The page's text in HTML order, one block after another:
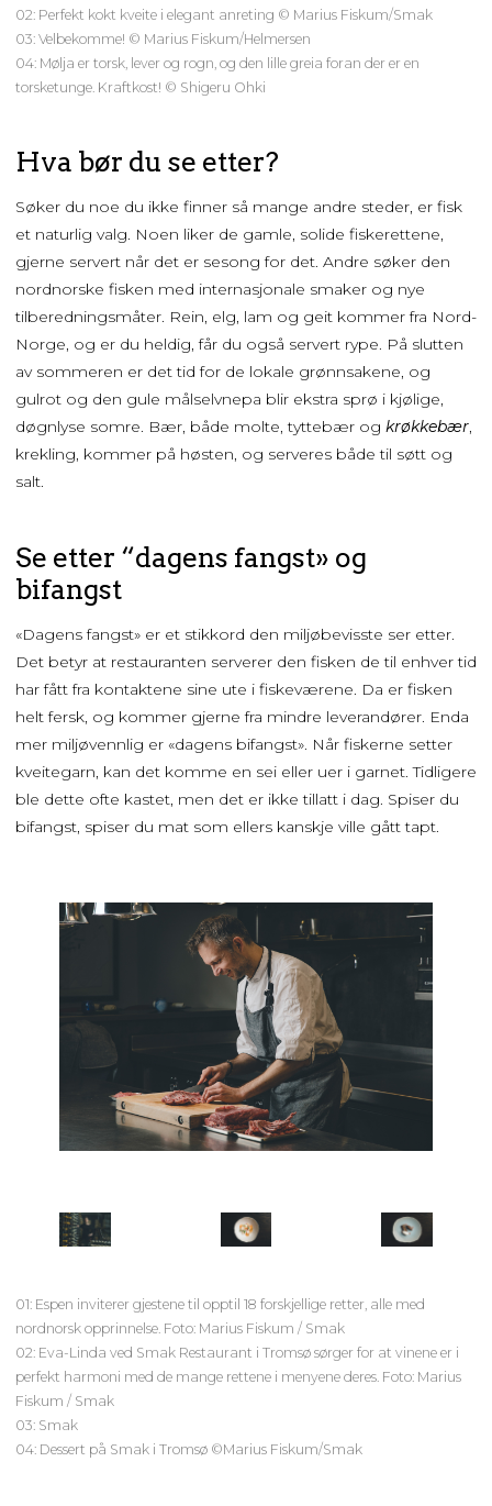
02: Perfekt kokt kveite i elegant anreting © Marius Fiskum/Smak
03: Velbekomme! © Marius Fiskum/Helmersen
04: Mølja er torsk, lever og rogn, og den lille greia foran der er en
torsketunge. Kraftkost! © Shigeru Ohki
Hva bør du se etter?
Søker du noe du ikke finner så mange andre steder, er fisk
et naturlig valg. Noen liker de gamle, solide fiskerettene,
gjerne servert når det er sesong for det. Andre søker den
nordnorske fisken med internasjonale smaker og nye
tilberedningsmåter. Rein, elg, lam og geit kommer fra Nord-
Norge, og er du heldig, får du også servert rype. På slutten
av sommeren er det tid for de lokale grønnsakene, og
gulrot og den gule målselvnepa blir ekstra sprø i kjølige,
døgnlyse somre. Bær, både molte, tyttebær og krøkkebær,
krekling, kommer på høsten, og serveres både til søtt og
salt.
Se etter “dagens fangst» og
bifangst
«Dagens fangst» er et stikkord den miljøbevisste ser etter.
Det betyr at restauranten serverer den fisken de til enhver tid
har fått fra kontaktene sine ute i fiskeværene. Da er fisken
helt fersk, og kommer gjerne fra mindre leverandører. Enda
mer miljøvennlig er «dagens bifangst». Når fiskerne setter
kveitegarn, kan det komme en sei eller uer i garnet. Tidligere
ble dette ofte kastet, men det er ikke tillatt i dag. Spiser du
bifangst, spiser du mat som ellers kanskje ville gått tapt.
01: Espen inviterer gjestene til opptil 18 forskjellige retter, alle med
nordnorsk opprinnelse. Foto: Marius Fiskum / Smak
02: Eva-Linda ved Smak Restaurant i Tromsø sørger for at vinene er i
perfekt harmoni med de mange rettene i menyene deres. Foto: Marius
Fiskum / Smak
03: Smak
04: Dessert på Smak i Tromsø ©Marius Fiskum/Smak